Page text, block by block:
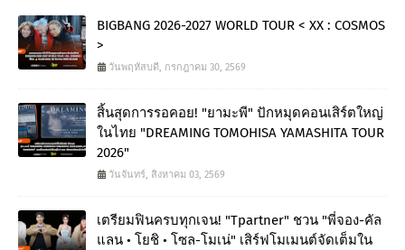
BIGBANG 2026-2027 WORLD TOUR < XX : COSMOS
>
วันพฤหัสบดี, กรกฎาคม 30, 2569
สิ้นสุดการรอคอย! "ยามะพี" ปักหมุดคอนเสิร์ตใหญ่
ในไทย "DREAMING TOMOHISA YAMASHITA TOUR
2026"
วันจันทร์, สิงหาคม 03, 2569
เตรียมฟินครบทุกเจน! "Tpartner" ชวน "พี่จอง-คัล
แลน • โยชิ • โซล-โมเน่" เสิร์ฟโมเมนต์จัดเต็มใน